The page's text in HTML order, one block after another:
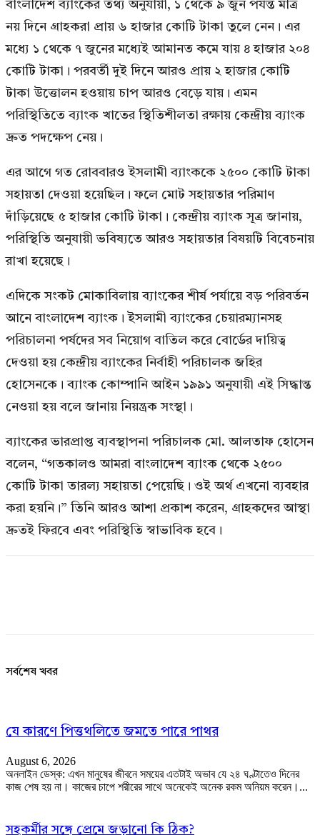
বাংলাদেশ ব্যাংকের তথ্য অনুযায়ী, ১ থেকে ৯ জুন পর্যন্ত মাত্র
নয় দিনে গ্রাহকরা প্রায় ৬ হাজার কোটি টাকা তুলে নেন। এর
মধ্যে ১ থেকে ৭ জুনের মধ্যেই আমানত কমে যায় ৪ হাজার ২০৪
কোটি টাকা। পরবর্তী দুই দিনে আরও প্রায় ২ হাজার কোটি
টাকা উত্তোলন হওয়ায় চাপ আরও বেড়ে যায়। এমন
পরিস্থিতিতে ব্যাংক খাতের স্থিতিশীলতা রক্ষায় কেন্দ্রীয় ব্যাংক
দ্রুত পদক্ষেপ নেয়।
এর আগে গত রোববারও ইসলামী ব্যাংককে ২৫০০ কোটি টাকা
সহায়তা দেওয়া হয়েছিল। ফলে মোট সহায়তার পরিমাণ
দাঁড়িয়েছে ৫ হাজার কোটি টাকা। কেন্দ্রীয় ব্যাংক সূত্র জানায়,
পরিস্থিতি অনুযায়ী ভবিষ্যতে আরও সহায়তার বিষয়টি বিবেচনায়
রাখা হয়েছে।
এদিকে সংকট মোকাবিলায় ব্যাংকের শীর্ষ পর্যায়ে বড় পরিবর্তন
আনে বাংলাদেশ ব্যাংক। ইসলামী ব্যাংকের চেয়ারম্যানসহ
পরিচালনা পর্ষদের সব নিয়োগ বাতিল করে বোর্ডের দায়িত্ব
দেওয়া হয় কেন্দ্রীয় ব্যাংকের নির্বাহী পরিচালক জহির
হোসেনকে। ব্যাংক কোম্পানি আইন ১৯৯১ অনুযায়ী এই সিদ্ধান্ত
নেওয়া হয় বলে জানায় নিয়ন্ত্রক সংস্থা।
ব্যাংকের ভারপ্রাপ্ত ব্যবস্থাপনা পরিচালক মো. আলতাফ হোসেন
বলেন, “গতকালও আমরা বাংলাদেশ ব্যাংক থেকে ২৫০০
কোটি টাকা তারল্য সহায়তা পেয়েছি। ওই অর্থ এখনো ব্যবহার
করা হয়নি।” তিনি আরও আশা প্রকাশ করেন, গ্রাহকদের আস্থা
দ্রুতই ফিরবে এবং পরিস্থিতি স্বাভাবিক হবে।
সর্বশেষ খবর
যে কারণে পিত্তথলিতে জমতে পারে পাথর
August 6, 2026
অনলাইন ডেস্ক: এখন মানুষের জীবনে সময়ের এতটাই অভাব যে ২৪ ঘণ্টাতেও দিনের
কাজ শেষ হয় না। কাজের চাপে শরীরের সাথে অনেকেই অনেক রকম অনিয়ম করেন।...
সহকর্মীর সঙ্গে প্রেমে জড়ানো কি ঠিক?